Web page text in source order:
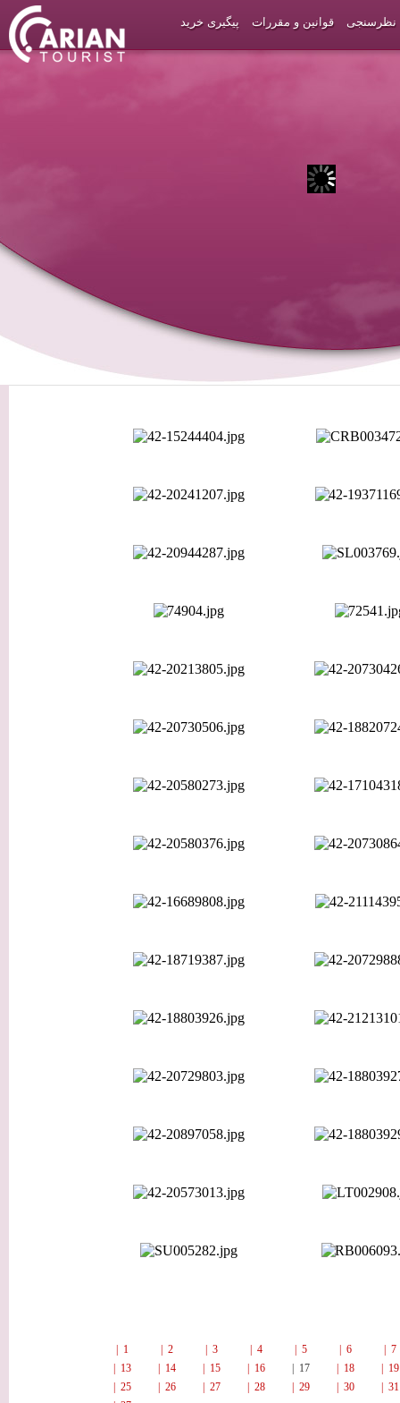
نظرسنجی قوانین و مقررات پیگیری خرید
| 1 | 2 | 3 | 4 | 5 | 6
|
| 13
| 14 | 15 | 16 | 17 | 18
|
| 25
| 26 | 27 | 28 | 29 | 30
|